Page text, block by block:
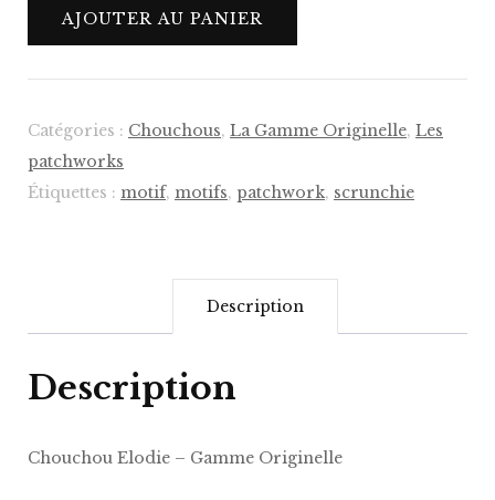
Elodie
Gamme
Originelle
AJOUTER AU PANIER
Catégories : Chouchous, La Gamme Originelle, Les
patchworks
Étiquettes : motif, motifs, patchwork, scrunchie
Description
Description
Chouchou Elodie – Gamme Originelle